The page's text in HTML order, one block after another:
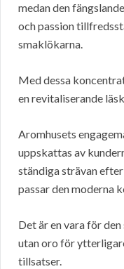
medan den
och passion
smaklökarna.
Med dessa
en revitaliserande
Aromhusets
uppskattas av
ständiga strävan
passar den moderna
Det är en vara för
utan oro för
tillsatser.